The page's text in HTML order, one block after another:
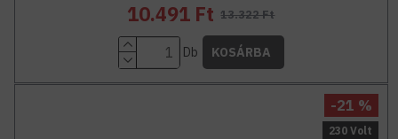
10.491 Ft 13.322 Ft
Db KOSÁRBA
230 Volt
-21 %